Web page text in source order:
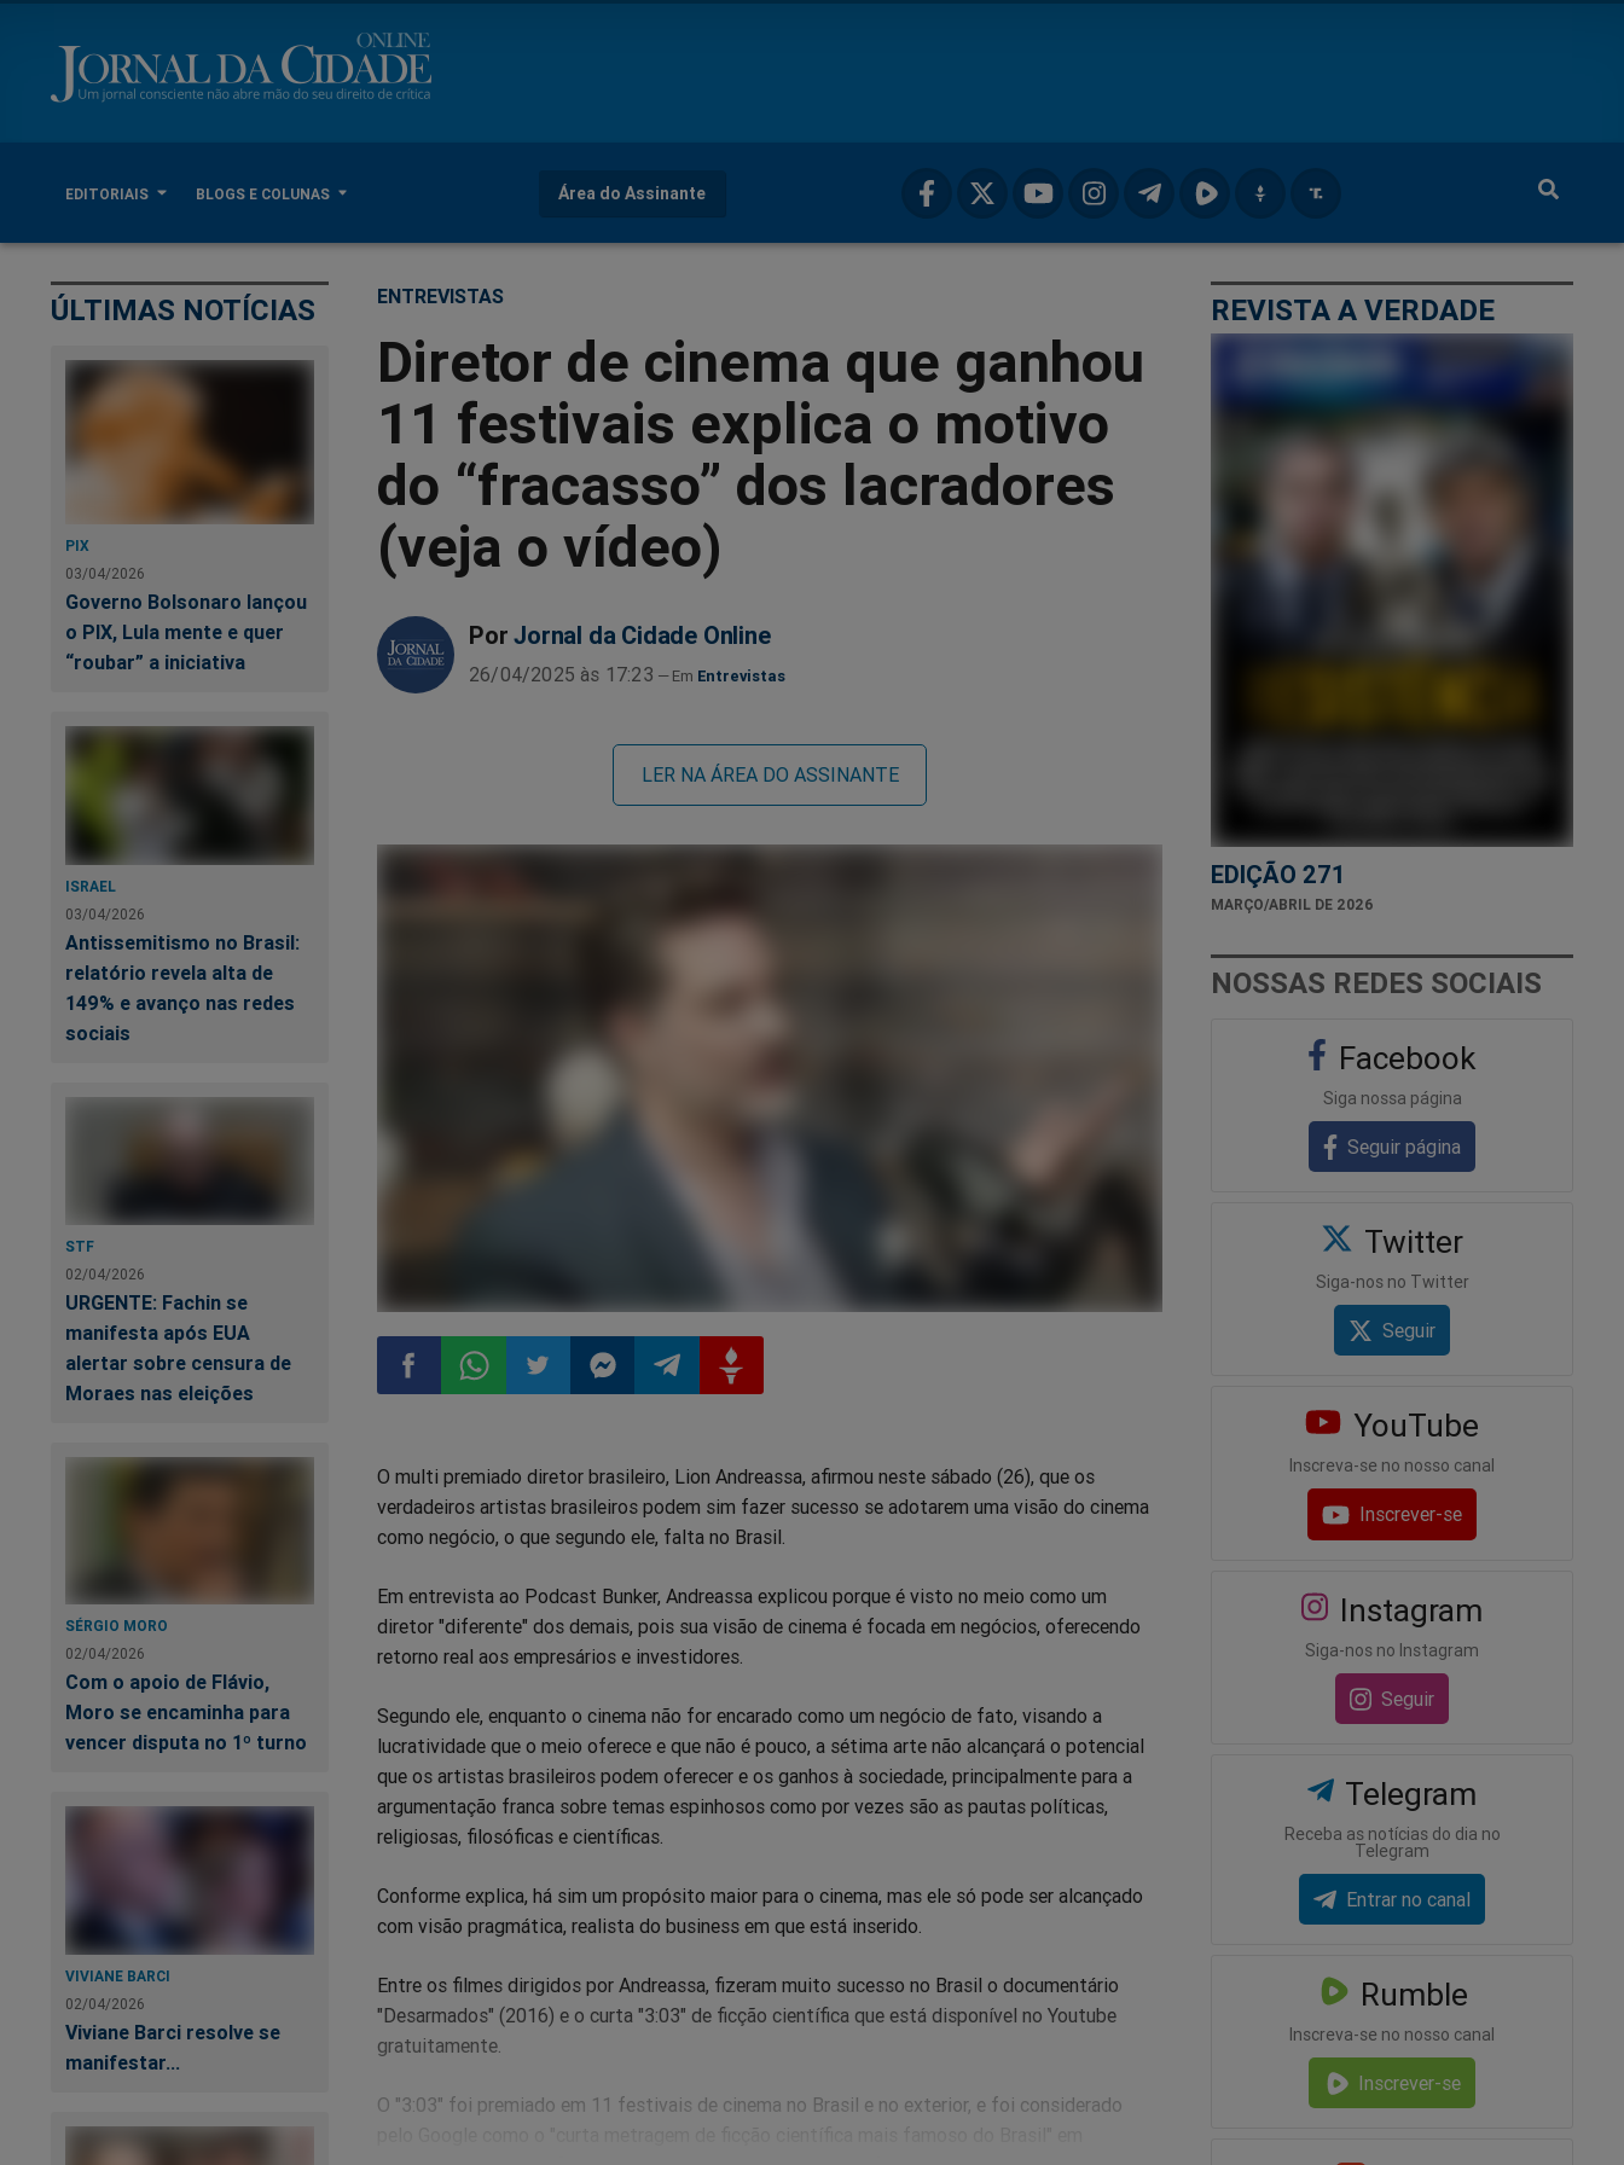
EDITORIAIS BLOGS E COLUNAS Área do Assinante
ÚLTIMAS NOTÍCIAS
PIX
03/04/2026
Governo Bolsonaro lançou
o PIX, Lula mente e quer
“roubar” a iniciativa
ISRAEL
03/04/2026
Antissemitismo no Brasil:
relatório revela alta de
149% e avanço nas redes
sociais
STF
02/04/2026
URGENTE: Fachin se
manifesta após EUA
alertar sobre censura de
Moraes nas eleições
SÉRGIO MORO
02/04/2026
Com o apoio de Flávio,
Moro se encaminha para
vencer disputa no 1º turno
VIVIANE BARCI
02/04/2026
Viviane Barci resolve se
manifestar...
ENTREVISTAS
Diretor de cinema que ganhou
11 festivais explica o motivo
do “fracasso” dos lacradores
(veja o vídeo)
Por Jornal da Cidade Online
26/04/2025 às 17:23 Entrevistas
LER NA ÁREA DO ASSINANTE
no
Facebook
no
Whatsapp
no
Twitter
no
Messenger
no
Telegram
no
Gettr
O multi premiado diretor brasileiro, Lion Andreassa, afirmou neste sábado (26), que os
verdadeiros artistas brasileiros podem sim fazer sucesso se adotarem uma visão do cinema
como negócio, o que segundo ele, falta no Brasil.
Em entrevista ao Podcast Bunker, Andreassa explicou porque é visto no meio como um
diretor "diferente" dos demais, pois sua visão de cinema é focada em negócios, oferecendo
retorno real aos empresários e investidores.
Segundo ele, enquanto o cinema não for encarado como um negócio de fato, visando a
lucratividade que o meio oferece e que não é pouco, a sétima arte não alcançará o potencial
que os artistas brasileiros podem oferecer e os ganhos à sociedade, principalmente para a
argumentação franca sobre temas espinhosos como por vezes são as pautas políticas,
religiosas, filosóficas e científicas.
Conforme explica, há sim um propósito maior para o cinema, mas ele só pode ser alcançado
com visão pragmática, realista do business em que está inserido.
Entre os filmes dirigidos por Andreassa, fizeram muito sucesso no Brasil o documentário
"Desarmados" (2016) e o curta "3:03" de ficção científica que está disponível no Youtube
gratuitamente.
O "3:03" foi premiado em 11 festivais de cinema no Brasil e no exterior, e foi considerado
REVISTA A VERDADE
EDIÇÃO 271
MARÇO/ABRIL DE 2026
NOSSAS REDES SOCIAIS
Facebook
Siga nossa página
Seguir página
Twitter
Siga-nos no Twitter
Seguir
YouTube
Inscreva-se no nosso canal
Inscrever-se
Instagram
Siga-nos no Instagram
Seguir
Telegram
Receba as notícias do dia no
Telegram
Entrar no canal
Rumble
Inscreva-se no nosso canal
Inscrever-se